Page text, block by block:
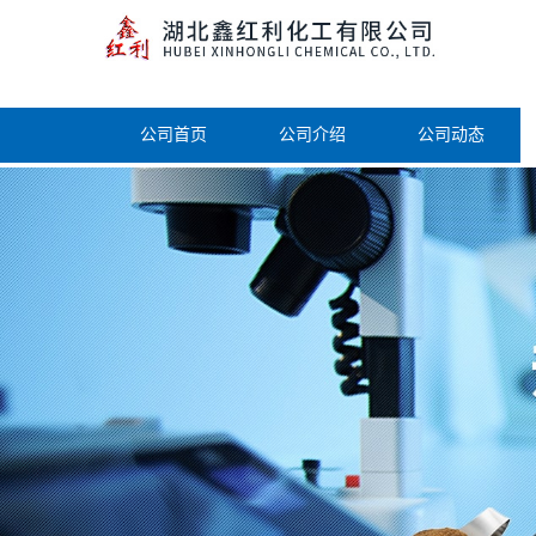
公司首页 公司介绍 公司动态